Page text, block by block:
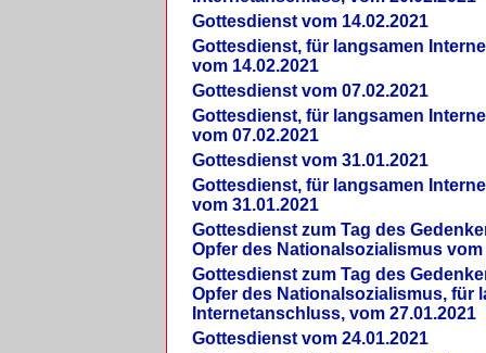
Gottesdienst vom 14.02.2021
Gottesdienst, für langsamen
vom 14.02.2021
Gottesdienst vom 07.02.2021
Gottesdienst, für langsamen
vom 07.02.2021
Gottesdienst vom 31.01.2021
Gottesdienst, für langsamen
vom 31.01.2021
Gottesdienst zum Tag des
Opfer des Nationalsozialismus vom
Gottesdienst zum Tag des
Opfer des Nationalsozialismus, für
Internetanschluss, vom 27.01.2021
Gottesdienst vom 24.01.2021